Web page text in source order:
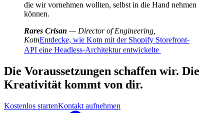
die wir vornehmen wollten, selbst in die Hand nehmen
können.
Rares Crisan — Director of Engineering,
KotnEntdecke, wie Kotn mit der Shopify Storefront-
API eine Headless-Architektur entwickelte
Die Voraussetzungen schaffen wir. Die
Kreativität kommt von dir.
Kostenlos startenKontakt aufnehmen